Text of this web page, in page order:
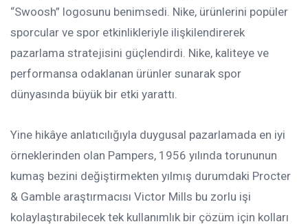
“Swoosh” logosunu benimsedi. Nike, ürünlerini popüler
sporcular ve spor etkinlikleriyle ilişkilendirerek
pazarlama stratejisini güçlendirdi. Nike, kaliteye ve
performansa odaklanan ürünler sunarak spor
dünyasında büyük bir etki yarattı.
Yine hikâye anlatıcılığıyla duygusal pazarlamada en iyi
örneklerinden olan Pampers, 1956 yılında torununun
kumaş bezini değiştirmekten yılmış durumdaki Procter
& Gamble araştırmacısı Victor Mills bu zorlu işi
kolaylaştırabilecek tek kullanımlık bir çözüm için kolları